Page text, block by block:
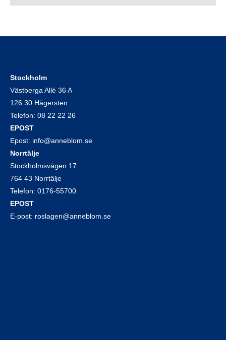
Stockholm
Västberga Allé 36 A
126 30 Hägersten
Telefon: 08 22 22 26
EPOST
Epost: info@anneblom.se
Norrtälje
Stockholmsvägen 17
764 43 Norrtälje
Telefon: 0176-55700
EPOST
E-post: roslagen@anneblom.se